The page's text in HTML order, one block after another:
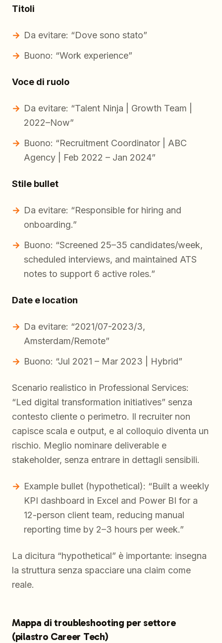
Titoli
Da evitare: “Dove sono stato”
Buono: “Work experience”
Voce di ruolo
Da evitare: “Talent Ninja | Growth Team |
2022–Now”
Buono: “Recruitment Coordinator | ABC
Agency | Feb 2022 – Jan 2024”
Stile bullet
Da evitare: “Responsible for hiring and
onboarding.”
Buono: “Screened 25–35 candidates/week,
scheduled interviews, and maintained ATS
notes to support 6 active roles.”
Date e location
Da evitare: “2021/07-2023/3,
Amsterdam/Remote”
Buono: “Jul 2021 – Mar 2023 | Hybrid”
Scenario realistico in Professional Services:
“Led digital transformation initiatives” senza
contesto cliente o perimetro. Il recruiter non
capisce scala e output, e al colloquio diventa un
rischio. Meglio nominare deliverable e
stakeholder, senza entrare in dettagli sensibili.
Example bullet (hypothetical): “Built a weekly
KPI dashboard in Excel and Power BI for a
12-person client team, reducing manual
reporting time by 2–3 hours per week.”
La dicitura “hypothetical” è importante: insegna
la struttura senza spacciare una claim come
reale.
Mappa di troubleshooting per settore
(pilastro Career Tech)